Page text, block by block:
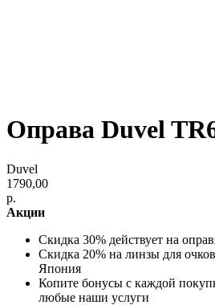
Оправа Duvel
Duvel
1790,00
р.
Акции
Скидка 30% действует на
Скидка 20% на линзы для
Япония
Копите бонусы с каждой
любые наши услуги